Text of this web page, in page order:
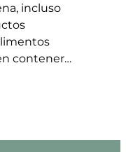
incluso
contener…